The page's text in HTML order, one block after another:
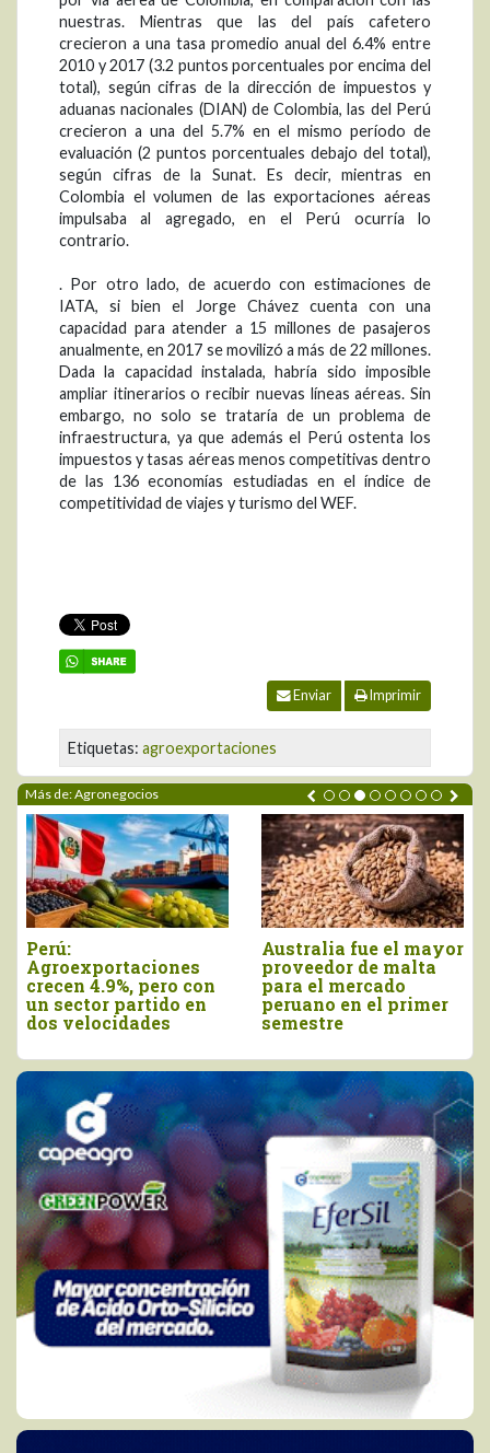
nuestras. Mientras que las del país cafetero
crecieron a una tasa promedio anual del 6.4% entre
2010 y 2017 (3.2 puntos porcentuales por encima del
total), según cifras de la dirección de impuestos y
aduanas nacionales (DIAN) de Colombia, las del Perú
crecieron a una del 5.7% en el mismo período de
evaluación (2 puntos porcentuales debajo del total),
según cifras de la Sunat. Es decir, mientras en
Colombia el volumen de las exportaciones aéreas
impulsaba al agregado, en el Perú ocurría lo
contrario.
. Por otro lado, de acuerdo con estimaciones de
IATA, si bien el Jorge Chávez cuenta con una
capacidad para atender a 15 millones de pasajeros
anualmente, en 2017 se movilizó a más de 22 millones.
Dada la capacidad instalada, habría sido imposible
ampliar itinerarios o recibir nuevas líneas aéreas. Sin
embargo, no solo se trataría de un problema de
infraestructura, ya que además el Perú ostenta los
impuestos y tasas aéreas menos competitivas dentro
de las 136 economías estudiadas en el índice de
competitividad de viajes y turismo del WEF.
Enviar Imprimir
Etiquetas: agroexportaciones
Más de: Agronegocios
Perú:
Agroexportaciones
crecen 4.9%, pero con
un sector partido en
dos velocidades
Australia fue el mayor
proveedor de malta
para el mercado
peruano en el primer
semestre